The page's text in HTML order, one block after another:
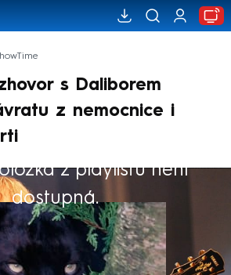
s Daliborem
z nemocnice i
z playlistu není
dostupná.